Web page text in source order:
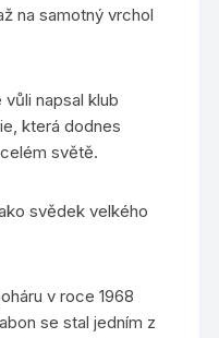
na samotný vrchol
napsal klub
která dodnes
světě.
svědek velkého
v roce 1968
se stal jedním z